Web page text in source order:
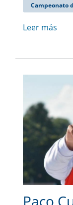
Campeonato
Leer más
Paco